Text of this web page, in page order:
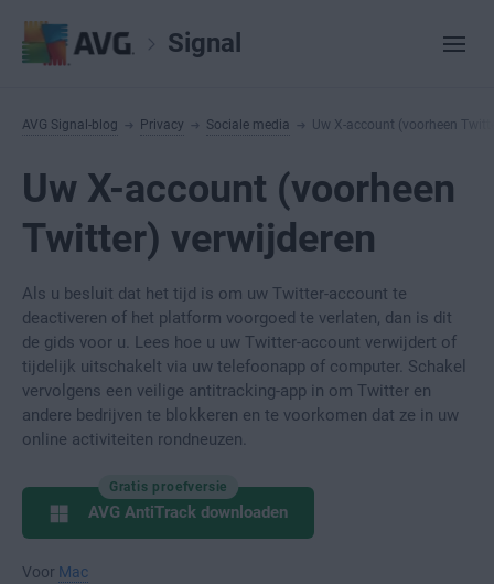
Signal
AVG Signal-blog Privacy Sociale media Uw X-account (voorheen
Uw X-account (voorheen
Twitter) verwijderen
Als u besluit dat het tijd is om uw Twitter-account te
deactiveren of het platform voorgoed te verlaten, dan is dit
de gids voor u. Lees hoe u uw Twitter-account verwijdert of
tijdelijk uitschakelt via uw telefoonapp of computer. Schakel
vervolgens een veilige antitracking-app in om Twitter en
andere bedrijven te blokkeren en te voorkomen dat ze in uw
online activiteiten rondneuzen.
Gratis proefversie
AVG AntiTrack downloaden
Voor Mac